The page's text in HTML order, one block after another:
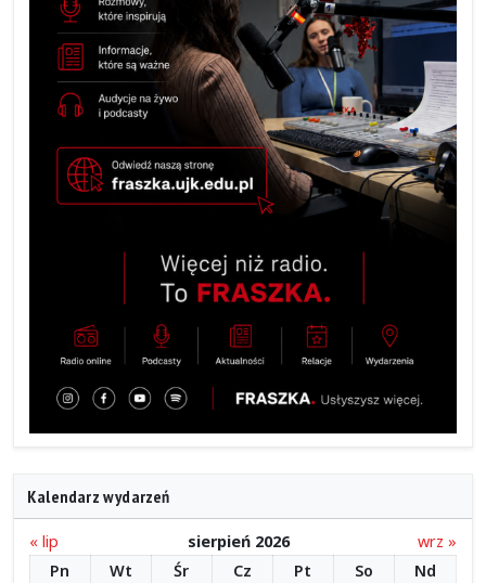
Kalendarz wydarzeń
« lip sierpień 2026
wrz »
Pn
Wt Śr Cz Pt So Nd